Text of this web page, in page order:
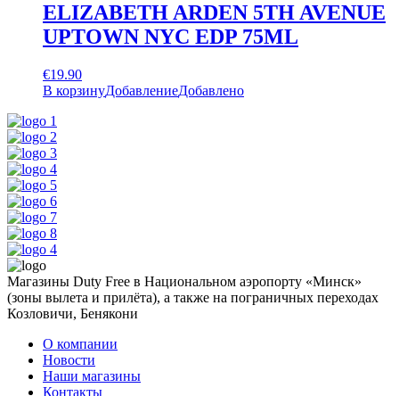
ELIZABETH ARDEN 5TH AVENUE
UPTOWN NYC EDP 75ML
€19.90
В корзинуДобавлениеДобавлено
Магазины Duty Free в Национальном аэропорту «Минск»
(зоны вылета и прилёта), а также на пограничных переходах
Козловичи, Бенякони
О компании
Новости
Наши магазины
Контакты